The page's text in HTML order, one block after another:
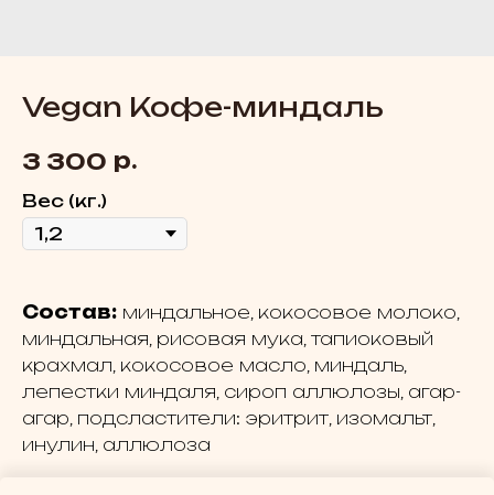
Vegan Кофе-миндаль
3 300 р.
Вес (кг.)
Состав: миндальное, кокосовое молоко,
миндальная, рисовая мука, тапиоковый
крахмал, кокосовое масло, миндаль,
лепестки миндаля, сироп аллюлозы, агар-
агар, подсластители: эритрит, изомальт,
инулин, аллюлоза